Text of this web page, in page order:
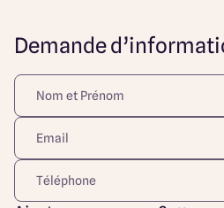
cette maison bénéficie d'une
L'environnement calme et
forêt de Touffou, promet une
vos enfants. La proximité avec
Sorinières et de Vertou vous
vie équilibré entre tranquillité et
Ce projet est une opportunité
familiale qui vous ressemble,
Demande